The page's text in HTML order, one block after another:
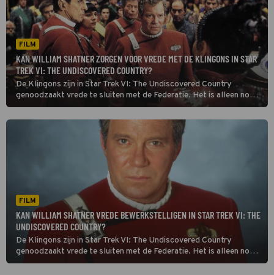
FILM
KAN WILLIAM SHATNER ZORGEN VOOR VREDE MET DE KLINGONS IN STAR
TREK VI: THE UNDISCOVERED COUNTRY?
De Klingons zijn in Star Trek VI: The Undiscovered Country
genoodzaakt vrede te sluiten met de Federatie. Het is alleen nog
maar de vraag of dat mogelijk is.
FILM
KAN WILLIAM SHATNER VREDE BEWERKSTELLIGEN IN STAR TREK VI: THE
UNDISCOVERED COUNTRY?
De Klingons zijn in Star Trek VI: The Undiscovered Country
genoodzaakt vrede te sluiten met de Federatie. Het is alleen nog
maar de vraag of dat mogelijk is.